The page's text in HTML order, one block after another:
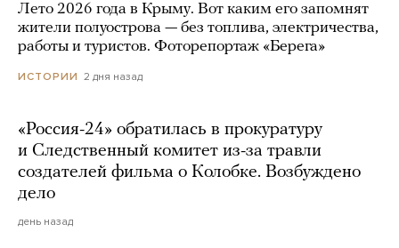
Лето 2026 года в Крыму. Вот каким его запомнят
жители полуострова — без топлива, электричества,
работы и туристов. Фоторепортаж «Берега»
ИСТОРИИ 2 дня назад
«Россия-24» обратилась в прокуратуру
и Следственный комитет из-за травли
создателей фильма о Колобке. Возбуждено
дело
день назад